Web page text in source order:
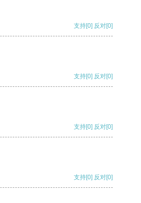
支持[0] 反对[0]
支持[0] 反对[0]
支持[0] 反对[0]
支持[0] 反对[0]